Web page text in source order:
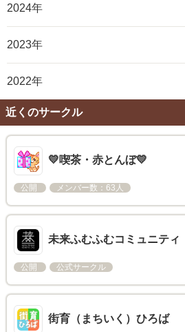
2024年
2023年
2022年
近くのサークル
💛喫茶・赤とんぼ💛
公開 メンバー数：63人
未来ふむふむコミュニティ
公開 公式サークル
街育（まちいく）ひろば